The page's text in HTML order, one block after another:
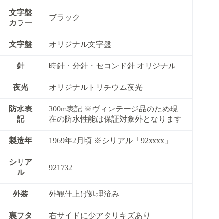
文字盤
カラー
ブラック
文字盤 オリジナル文字盤
針 時針・分針・セコンド針 オリジナル
夜光 オリジナルトリチウム夜光
防水表
記
300m表記 ※ヴィンテージ品のため現
在の防水性能は保証対象外となります
製造年 1969年2月頃 ※シリアル「92xxxx」
シリア
ル
921732
外装 外観仕上げ処理済み
裏フタ 右サイドに少アタリキズあり